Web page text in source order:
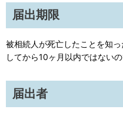
届出期限
被相続人が死亡したことを知
してから10ヶ月以内ではないの
届出者